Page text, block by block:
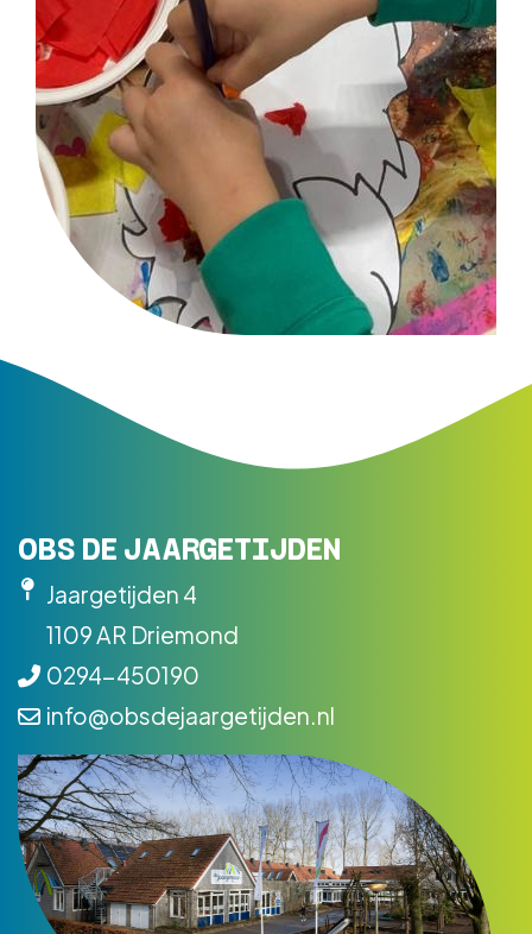
OBS DE JAARGETIJDEN
Jaargetijden 4
1109 AR Driemond
0294-450190
info@obsdejaargetijden.nl